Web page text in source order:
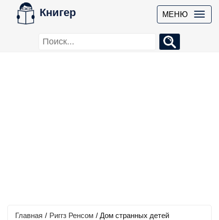
Книгер МЕНЮ
Главная / Риггз Ренсом / Дом странных детей